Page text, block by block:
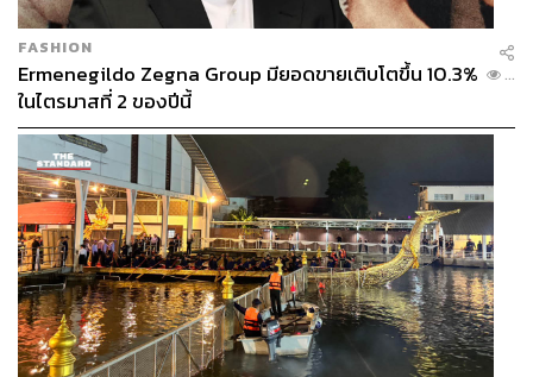
FASHION
Ermenegildo Zegna Group มียอดขายเติบโตขึ้น 10.3%
ในไตรมาสที่ 2 ของปีนี้
...